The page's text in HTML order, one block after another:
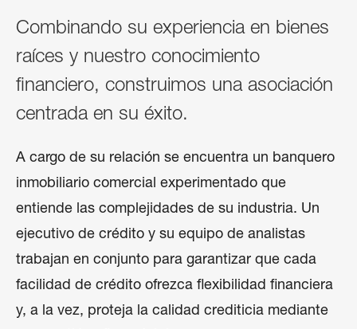
Combinando su experiencia en bienes
raíces y nuestro conocimiento
financiero, construimos una asociación
centrada en su éxito.
A cargo de su relación se encuentra un banquero
inmobiliario comercial experimentado que
entiende las complejidades de su industria. Un
ejecutivo de crédito y su equipo de analistas
trabajan en conjunto para garantizar que cada
facilidad de crédito ofrezca flexibilidad financiera
y, a la vez, proteja la calidad crediticia mediante